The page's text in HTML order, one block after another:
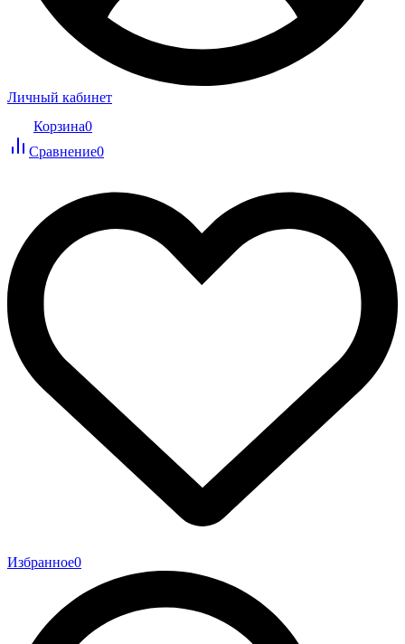
Личный кабинет
Корзина0
Сравнение0
Избранное0